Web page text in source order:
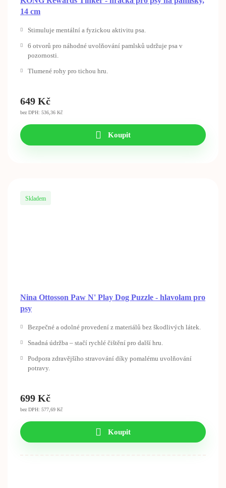
14 cm
Stimuluje mentální a fyzickou aktivitu psa.
6 otvorů pro náhodné uvolňování pamlsků udržuje psa v
pozornosti.
Tlumené rohy pro tichou hru.
649 Kč
bez DPH: 536,36 Kč
Koupit
Nina Ottosson Paw N' Play Dog Puzzle - hlavolam pro
psy
Skladem
Bezpečné a odolné provedení z materiálů bez škodlivých látek.
Snadná údržba – stačí rychlé čištění pro další hru.
Podpora zdravějšího stravování díky pomalému uvolňování
potravy.
699 Kč
bez DPH: 577,69 Kč
Koupit